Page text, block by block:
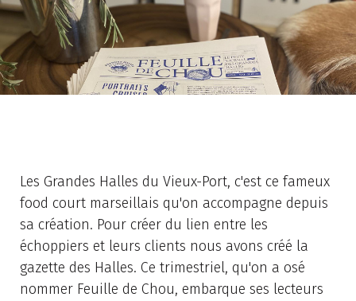
Les Grandes Halles du Vieux-Port, c'est ce fameux
food court marseillais qu'on accompagne depuis
sa création. Pour créer du lien entre les
échoppiers et leurs clients nous avons créé la
gazette des Halles. Ce trimestriel, qu'on a osé
nommer Feuille de Chou, embarque ses lecteurs